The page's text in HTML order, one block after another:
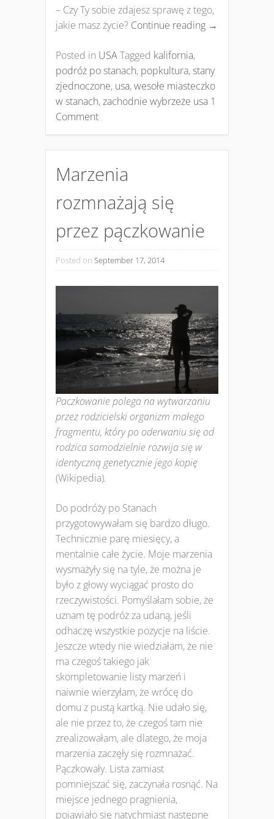
– Czy Ty sobie zdajesz sprawę z tego,
jakie masz życie? Continue reading →
Posted in USATagged kalifornia,
podróż po stanach, popkultura,stany
zjednoczone, usa,wesołe miasteczko
w stanach,zachodnie wybrzeże usa 1
Comment
Marzenia
rozmnażają się
przez pączkowanie
Posted on September 17, 2014
Paczkowaniepolega na wytwarzaniu
przez rodzicielski organizm małego
fragmentu, który po oderwaniu się od
rodzica samodzielnie rozwija się w
identyczną genetycznie jego kopię
(Wikipedia).
Do podróży po Stanach
przygotowywałam się bardzo długo.
Technicznie parę miesięcy, a
mentalnie całe życie. Moje marzenia
wysmażyły się na tyle, że można je
było z głowy wyciągać prosto do
rzeczywistości. Pomyślałam sobie, że
uznam tę podróż za udaną, jeśli
odhaczę wszystkie pozycje na liście.
Jeszcze wtedy nie wiedziałam, że nie
ma czegoś takiego jak
skompletowanie listy marzeń i
naiwnie wierzyłam, że wrócę do
domu z pustą kartką. Nie udało się,
ale nie przez to, że czegoś tam nie
zrealizowałam, ale dlatego, że moja
marzenia zaczęły się rozmnażać.
Pączkowały. Lista zamiast
pomniejszać się, zaczynała rosnąć. Na
miejsce jednego pragnienia,
pojawiało się natychmiast następne